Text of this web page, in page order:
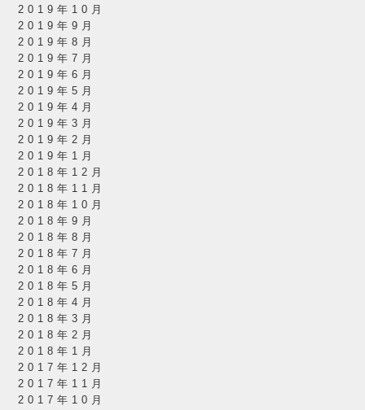
2019年10月
2019年9月
2019年8月
2019年7月
2019年6月
2019年5月
2019年4月
2019年3月
2019年2月
2019年1月
2018年12月
2018年11月
2018年10月
2018年9月
2018年8月
2018年7月
2018年6月
2018年5月
2018年4月
2018年3月
2018年2月
2018年1月
2017年12月
2017年11月
2017年10月